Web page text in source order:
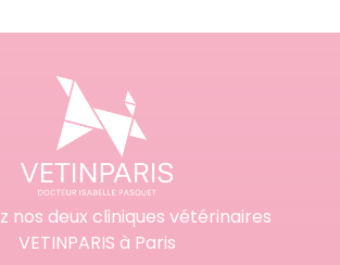
nos deux cliniques vétérinaires
VETINPARIS à Paris